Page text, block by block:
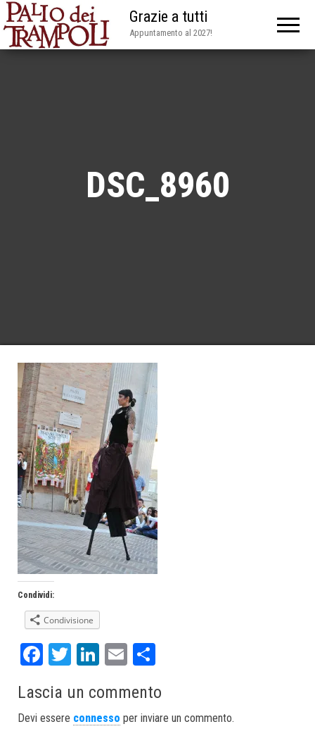
Grazie a tutti
Appuntamento al 2027!
DSC_8960
Condividi:
Condivisione
Fa
bo
ok
T
tt
er
Li
ed
In
E
ail re
Lascia un commento
Devi essere connesso per inviare un commento.